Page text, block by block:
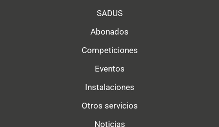
SADUS
Abonados
Competiciones
Eventos
Instalaciones
Otros servicios
Noticias